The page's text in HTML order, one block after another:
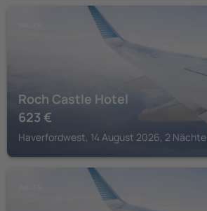
Roch Castle Hotel
623 €
Haverfordwest, 14 August 2026, 2 Nächte